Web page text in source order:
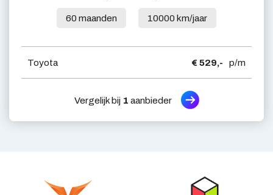
60 maanden 10000 km/jaar
Toyota € 529,- p/m
Vergelijk bij 1 aanbieder